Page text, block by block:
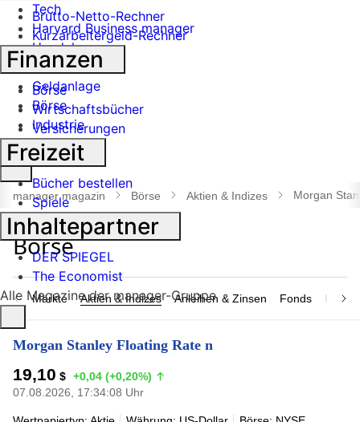
Tech
Harvard Business manager
Handel
Banken
Geldanlage
Börse
Industrie
Suche
öffnen
manager magazin Börse Aktien & Indizes Morgan
Märkte Aktien & Indizes Anleihen & Zinsen Fonds
Morgan Stanley Floating Rate n
19,10 $ +0,04 (+0,20%)
07.08.2026, 17:34:08 Uhr
Brutto-Netto-Rechner
Kurzarbeitergeld-Rechner
Finanzen
Börse
Wirtschaftsbücher
Versicherungen
Freizeit
Bücher bestellen
Spiele
Inhaltepartner
DER SPIEGEL
The Economist
Alle Magazine der manager-Gruppe